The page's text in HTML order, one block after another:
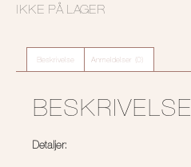
IKKE PÅ LAGER
Beskrivelse Anmeldelser (0)
BESKRIVELSE
Detaljer: